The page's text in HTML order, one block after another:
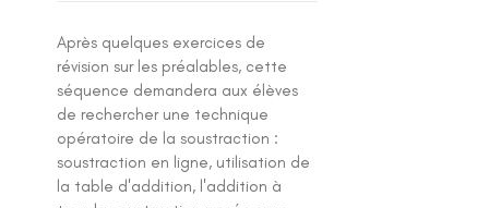
Après quelques exercices de
révision sur les préalables, cette
séquence demandera aux élèves
de rechercher une technique
opératoire de la soustraction :
soustraction en ligne, utilisation de
la table d'addition, l'addition à